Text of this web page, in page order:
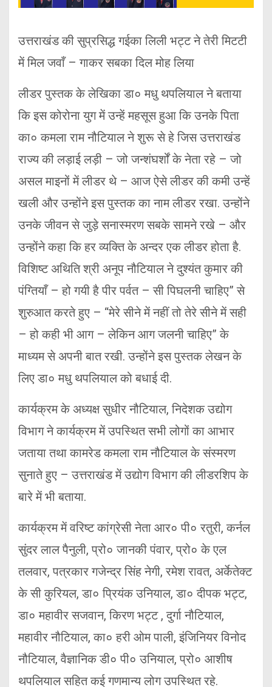
उत्तराखंड की सुप्रसिद्ध गईका लिली भट्ट ने तेरी मिटटी
में मिल जवाँ – गाकर सबका दिल मोह लिया
लीडर पुस्तक के लेखिका डा० मधु थपलियाल ने बताया
कि इस कोरोना युग में उन्हें महसूस हुआ कि उनके पिता
का० कमला राम नौटियाल ने शुरू से हे जिस उत्तराखंड
राज्य की लड़ाई लड़ी – जो जन्शंघर्शों के नेता रहे – जो
असल माइनों में लीडर थे – आज ऐसे लीडर की कमी उन्हें
खली और उन्होंने इस पुस्तक का नाम लीडर रखा. उन्होंने
उनके जीवन से जुड़े सनास्मरण सबके सामने रखे – और
उन्होंने कहा कि हर व्यक्ति के अन्दर एक लीडर होता है.
विशिष्ट अथिति श्री अनूप नौटियाल ने दुश्यंत कुमार की
पंग्तियाँ – हो गयी है पीर पर्वत – सी पिघलनी चाहिए” से
शुरुआत करते हुए – “मेरे सीने में नहीं तो तेरे सीने में सही
– हो कही भी आग – लेकिन आग जलनी चाहिए” के
माध्यम से अपनी बात रखी. उन्होंने इस पुस्तक लेखन के
लिए डा० मधु थपलियाल को बधाई दी.
कार्यक्रम के अध्यक्ष सुधीर नौटियाल, निदेशक उद्योग
विभाग ने कार्यक्रम में उपस्थित सभी लोगों का आभार
जताया तथा कामरेड कमला राम नौटियाल के संस्मरण
सुनाते हुए – उत्तराखंड में उद्योग विभाग की लीडरशिप के
बारे में भी बताया.
कार्यक्रम में वरिष्ट कांग्रेसी नेता आर० पी० रतुरी, कर्नल
सुंदर लाल पैनुली, प्रो० जानकी पंवार, प्रो० के एल
तलवार, पत्रकार गजेन्द्र सिंह नेगी, रमेश रावत, अर्केतेक्ट
के सी कुरियल, डा० प्रियंक उनियाल, डा० दीपक भट्ट,
डा० महावीर सजवान, किरण भट्ट , दुर्गा नौटियाल,
महावीर नौटियाल, का० हरी ओम पाली, इंजिनियर विनोद
नौटियाल, वैज्ञानिक डी० पी० उनियाल, प्रो० आशीष
थपलियाल सहित कई गणमान्य लोग उपस्थित रहे.